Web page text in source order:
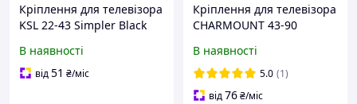
Кріплення для телевізора
KSL 22-43 Simpler Black
В наявності
від51 ₴/міс
Кріплення для телевізора
CHARMOUNT 43-90
В наявності
5.0 (1)
від76₴/міс